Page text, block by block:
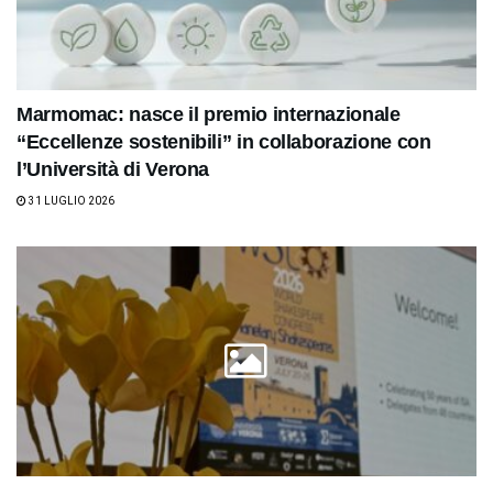
Marmomac: nasce il premio internazionale
“Eccellenze sostenibili” in collaborazione con
l’Università di Verona
31 LUGLIO 2026